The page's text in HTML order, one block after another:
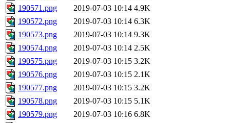
190571.png
2019-07-03 10:14 4.9K
190572.png
2019-07-03 10:14 6.3K
190573.png
2019-07-03 10:14 9.3K
190574.png
2019-07-03 10:14 2.5K
190575.png
2019-07-03 10:15 3.2K
190576.png
2019-07-03 10:15 2.1K
190577.png
2019-07-03 10:15 3.2K
190578.png
2019-07-03 10:15 5.1K
190579.png
2019-07-03 10:16 6.8K